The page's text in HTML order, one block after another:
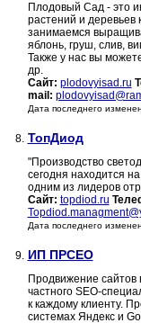
Плодовый Сад - это
растений и
занимаемся
яблонь, груш, слив,
Также у нас вы
др.
Сайт: plodovyisad.ru
mail:
Дата последнего
8. ТопДиод
"Производство
сегодня находится
одним из лидеров
Сайт: topdiod.ru
Дата последнего
9. ИП ПРСЕО
Продвижение
частного SEO-
к каждому клиенту.
системах Яндекс и